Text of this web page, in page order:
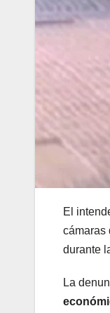
El
cámaras
durante
La